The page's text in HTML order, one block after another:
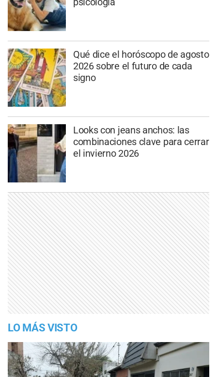
Qué dice el horóscopo de agosto
2026 sobre el futuro de cada
signo
Looks con jeans anchos: las
combinaciones clave para cerrar
el invierno 2026
LO MÁS VISTO